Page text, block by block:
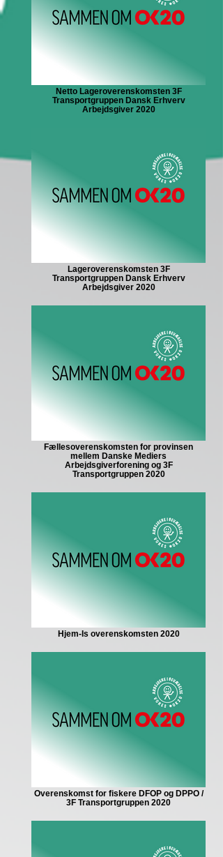
Netto Lageroverenskomsten 3F
Transportgruppen Dansk Erhverv
Arbejdsgiver 2020
Lageroverenskomsten 3F
Transportgruppen Dansk Erhverv
Arbejdsgiver 2020
Fællesoverenskomsten for provinsen
mellem Danske Mediers
Arbejdsgiverforening og 3F
Transportgruppen 2020
Hjem-Is overenskomsten 2020
Overenskomst for fiskere DFOP og DPPO /
3F Transportgruppen 2020